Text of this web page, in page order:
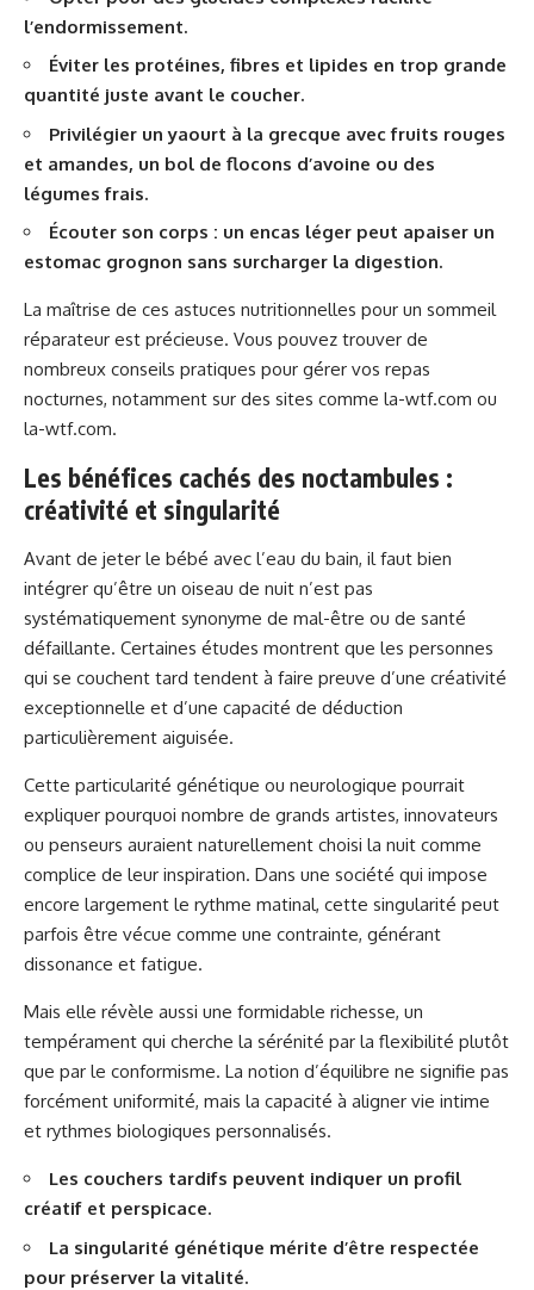
l’endormissement.
Éviter les protéines, fibres et lipides en trop grande
quantité juste avant le coucher.
Privilégier un yaourt à la grecque avec fruits rouges
et amandes, un bol de flocons d’avoine ou des
légumes frais.
Écouter son corps : un encas léger peut apaiser un
estomac grognon sans surcharger la digestion.
La maîtrise de ces astuces nutritionnelles pour un sommeil
réparateur est précieuse. Vous pouvez trouver de
nombreux conseils pratiques pour gérer vos repas
nocturnes, notamment sur des sites comme la-wtf.com ou
la-wtf.com.
Les bénéfices cachés des noctambules :
créativité et singularité
Avant de jeter le bébé avec l’eau du bain, il faut bien
intégrer qu’être un oiseau de nuit n’est pas
systématiquement synonyme de mal-être ou de santé
défaillante. Certaines études montrent que les personnes
qui se couchent tard tendent à faire preuve d’une créativité
exceptionnelle et d’une capacité de déduction
particulièrement aiguisée.
Cette particularité génétique ou neurologique pourrait
expliquer pourquoi nombre de grands artistes, innovateurs
ou penseurs auraient naturellement choisi la nuit comme
complice de leur inspiration. Dans une société qui impose
encore largement le rythme matinal, cette singularité peut
parfois être vécue comme une contrainte, générant
dissonance et fatigue.
Mais elle révèle aussi une formidable richesse, un
tempérament qui cherche la sérénité par la flexibilité plutôt
que par le conformisme. La notion d’équilibre ne signifie pas
forcément uniformité, mais la capacité à aligner vie intime
et rythmes biologiques personnalisés.
Les couchers tardifs peuvent indiquer un profil
créatif et perspicace.
La singularité génétique mérite d’être respectée
pour préserver la vitalité.